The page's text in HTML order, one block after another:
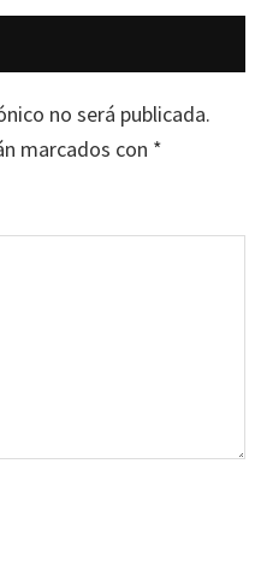
no será publicada.
marcados con *